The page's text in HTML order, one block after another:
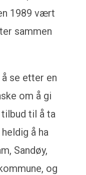
1989 vært
sammen
se etter en
om å gi
til å ta
å ha
Sandøy,
og